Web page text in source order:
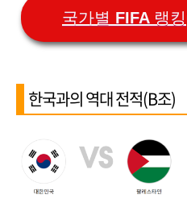
국가별 FIFA 랭
한국과의 역대 전적(B조)